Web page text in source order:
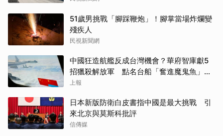
51歲男挑戰「腳踩鞭炮」！腳掌當場炸爛變
殘疾人
民視新聞網
中國狂造航艦反成台灣機會？華府智庫獻5
招獵殺解放軍 點名台船「奮進魔鬼魚」出
戰
上報
日本新版防衛白皮書指中國是最大挑戰 引
來北京與莫斯科批評
信傳媒